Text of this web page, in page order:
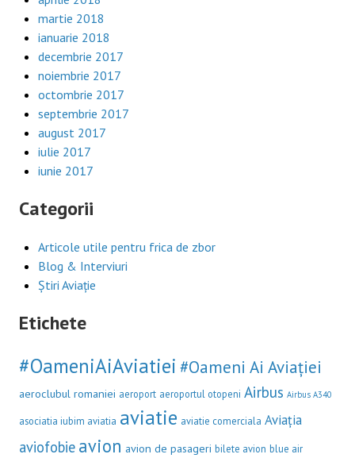
martie 2018
ianuarie 2018
decembrie 2017
noiembrie 2017
octombrie 2017
septembrie 2017
august 2017
iulie 2017
iunie 2017
Categorii
Articole utile pentru frica de zbor
Blog & Interviuri
Știri Aviație
Etichete
#OameniAiAviatiei #Oameni Ai Aviației
aeroclubul romaniei aeroport aeroportul otopeni Airbus Airbus A340
asociatia iubim aviatia aviatie aviatie comerciala Aviația
aviofobie avion avion de pasageri bilete avion blue air